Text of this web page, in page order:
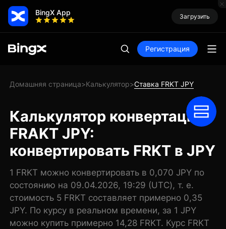
BingX App Загрузить
Регистрация
Домашняя страница>Калькулятор>Ставка FRKT JPY
Калькулятор конвертации
FRAKT JPY:
конвертировать FRKT в JPY
1 FRKT можно конвертировать в 0,070 JPY по
состоянию на 09.04.2026, 19:29 (UTC), т. е.
стоимость 5 FRKT составляет примерно 0,35
JPY. По курсу в реальном времени, за 1 JPY
можно купить примерно 14,28 FRKT. Курс FRKT